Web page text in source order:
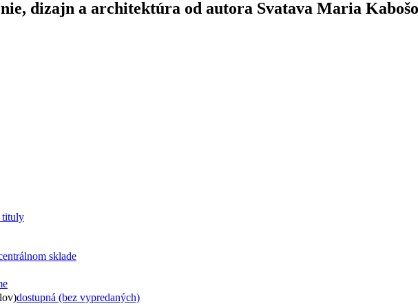
dizajn a architektúra od autora Svatava Maria
tituly
sklade
dostupná (bez vypredaných)